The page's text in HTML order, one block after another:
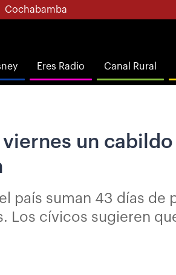
Cochabamba
Eres Radio Canal Rural
un
país suman 43 días
Los cívicos sugieren